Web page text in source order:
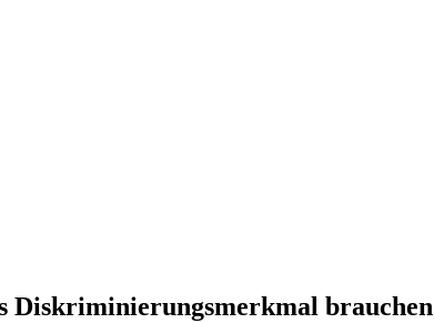
Diskriminierungsmerkmal brauchen